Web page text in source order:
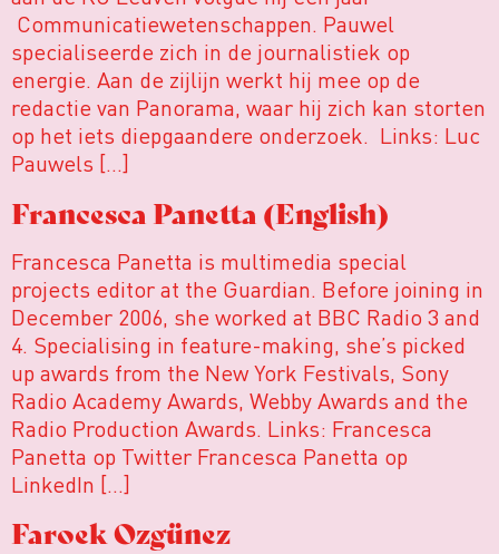
Communicatiewetenschappen. Pauwel
specialiseerde zich in de journalistiek op
energie. Aan de zijlijn werkt hij mee op de
redactie van Panorama, waar hij zich kan storten
op het iets diepgaandere onderzoek. Links: Luc
Pauwels […]
Francesca Panetta (English)
Francesca Panetta is multimedia special
projects editor at the Guardian. Before joining in
December 2006, she worked at BBC Radio 3 and
4. Specialising in feature-making, she’s picked
up awards from the New York Festivals, Sony
Radio Academy Awards, Webby Awards and the
Radio Production Awards. Links: Francesca
Panetta op Twitter Francesca Panetta op
LinkedIn […]
Faroek Ozgünez